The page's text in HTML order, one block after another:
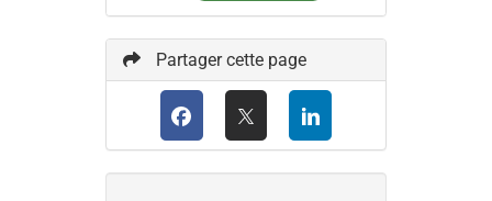
Partager cette page